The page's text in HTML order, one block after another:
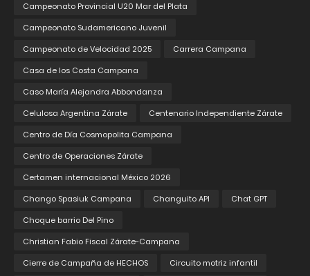
Campeonato Provincial U20 Mar del Plata
Campeonato Sudamericano Juvenil
Campeonato de Velocidad 2025
Carrera Campana
Casa de los Costa Campana
Caso María Alejandra Abbondanza
Celulosa Argentina Zárate
Centenario Independiente Zárate
Centro de Día Cosmopolita Campana
Centro de Operaciones Zárate
Certamen internacional México 2026
Chango Spasiuk Campana
Changuito API
Chat GPT
Choque barrio Del Pino
Christian Fabio Fiscal Zárate-Campana
Cierre de Campaña de HECHOS
Circuito motriz infantil